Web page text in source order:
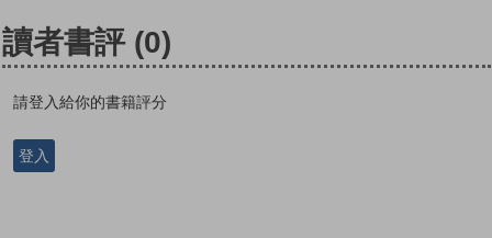
讀者書評 (0)
請登入給你的書籍評分
登入